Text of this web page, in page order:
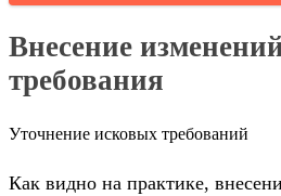
Внесение
требования
Уточнение исковых требований
Как видно на практике,